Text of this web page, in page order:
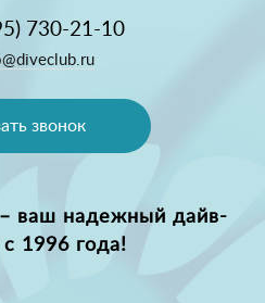
730-21-10
звонок
ваш надежный дайв-
1996 года!